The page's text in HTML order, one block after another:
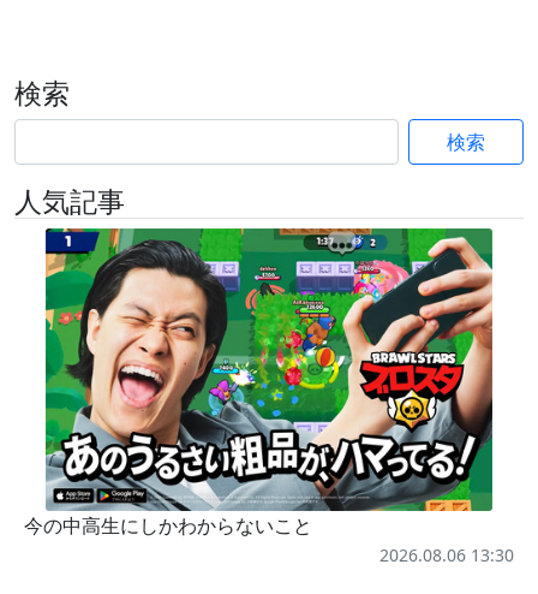
検索
検索
人気記事
今の中高生にしかわからないこと
2026.08.06 13:30